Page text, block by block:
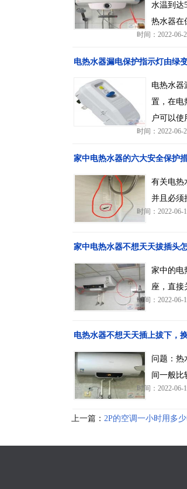
水温到达
热水器在
时间：2022-06-
电热水器漏电保护指示灯由绿
电热水器
置，在电
户可以使
时间：2022-06-
家中电热水器的六大安全保护
有关电热
并且必须
时间：2022-06-
家中电热水器不想天天拔插头
家中的电
座，直接
时间：2022-06-
电热水器不想天天插上拔下，
问题：热
间一般比
时间：2022-06-
上一篇： 2P的空调一小时用多